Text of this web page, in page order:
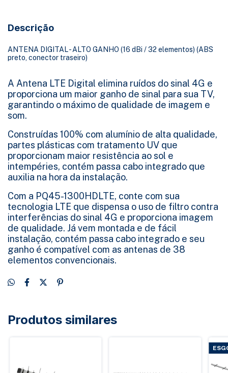
Descrição
ANTENA DIGITAL - ALTO GANHO (16 dBi / 32 elementos) (ABS
preto, conector traseiro)
A Antena LTE Digital elimina ruídos do sinal 4G e
proporciona um maior ganho de sinal para sua TV,
garantindo o máximo de qualidade de imagem e
som.
Construídas 100% com alumínio de alta qualidade,
partes plásticas com tratamento UV que
proporcionam maior resistência ao sol e
intempéries, contém passa cabo integrado que
auxilia na hora da instalação.
Com a PQ45-1300HDLTE, conte com sua
tecnologia LTE que dispensa o uso de filtro contra
interferências do sinal 4G e proporciona imagem
de qualidade. Já vem montada e de fácil
instalação, contém passa cabo integrado e seu
ganho é compatível com as antenas de 38
elementos convencionais.
Produtos similares